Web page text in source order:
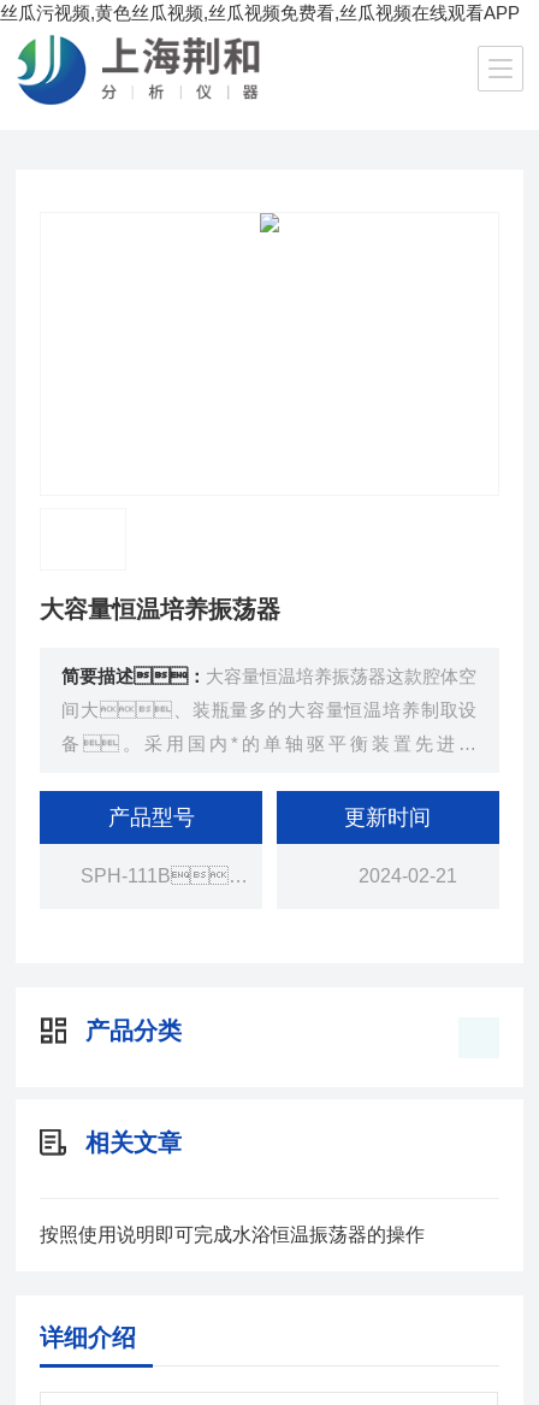
丝瓜污视频,黄色丝瓜视频,丝瓜视频免费看,丝瓜视频在线观看APP
当前位置： 首页 /产品中心 / SPH-111B、211B大容量恒温培养振荡器
大容量恒温培养振荡器
简要描述： 大容量恒温培养振荡器这款腔体空
间大、装瓶量多的大容量恒温培养制取设
备。采用国内*的单轴驱平衡装置先进技
的噪音和能耗，其在科研、中试及批量
生产中出众的表现倍受欢迎，在市场上有很高
的占有率。
产品型号
SPH-111B、211B
更新时间
2024-02-21
产品分类
相关文章
按照使用说明即可完成水浴恒温振荡器的操作
详细介绍